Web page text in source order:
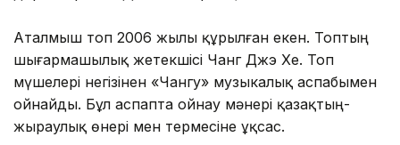
Аталмыш топ 2006 жылы құрылған екен. Топтың
шығармашылық жетекшісі Чанг Джэ Хе. Топ
мүшелері негізінен «Чангу» музыкалық аспабымен
ойнайды. Бұл аспапта ойнау мəнері қазақтың­
жыраулық өнері мен термесіне ұқсас.